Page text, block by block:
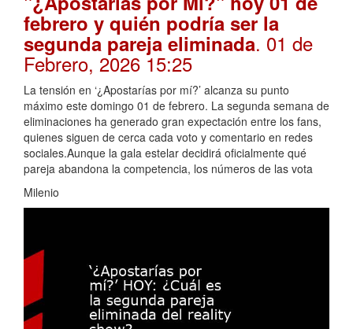
febrero y quién podría ser la
segunda pareja eliminada. 01 de
Febrero, 2026 15:25
La tensión en ‘¿Apostarías por mí?’ alcanza su punto
máximo este domingo 01 de febrero. La segunda semana de
eliminaciones ha generado gran expectación entre los fans,
quienes siguen de cerca cada voto y comentario en redes
sociales.Aunque la gala estelar decidirá oficialmente qué
pareja abandona la competencia, los números de las vota
Milenio